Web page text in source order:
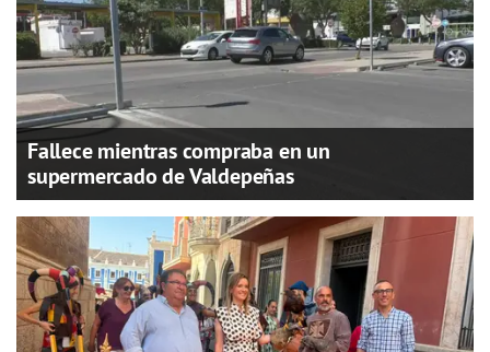
Fallece mientras compraba en un
supermercado de Valdepeñas